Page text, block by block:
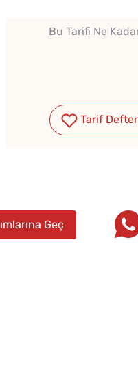
Bu Tarifi Ne
Tarif
Geç